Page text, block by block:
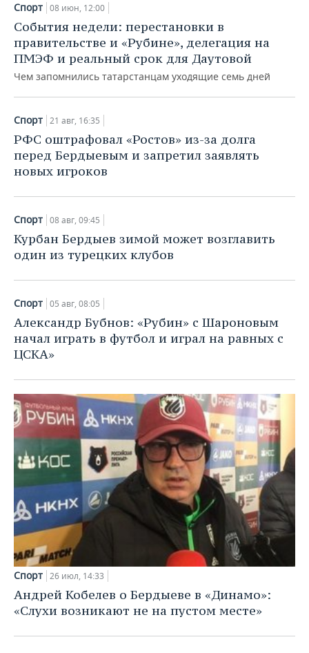
Спорт 08 июн, 12:00
События недели: перестановки в
правительстве и «Рубине», делегация на
ПМЭФ и реальный срок для Даутовой
Чем запомнились татарстанцам уходящие семь дней
Спорт 21 авг, 16:35
РФС оштрафовал «Ростов» из-за долга
перед Бердыевым и запретил заявлять
новых игроков
Спорт 08 авг, 09:45
Курбан Бердыев зимой может возглавить
один из турецких клубов
Спорт 05 авг, 08:05
Александр Бубнов: «Рубин» с Шароновым
начал играть в футбол и играл на равных с
ЦСКА»
Спорт 26 июл, 14:33
Андрей Кобелев о Бердыеве в «Динамо»:
«Слухи возникают не на пустом месте»